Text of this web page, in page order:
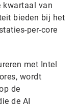
kwartaal van
bieden bij het
per-core
met Intel
wordt
de
de AI